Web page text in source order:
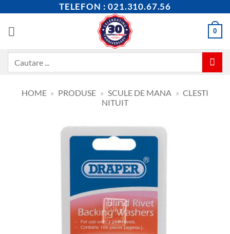
content
TELEFON : 021.310.67.56
0
HOME » PRODUSE » SCULE DE MANA » CLESTI
NITUIT